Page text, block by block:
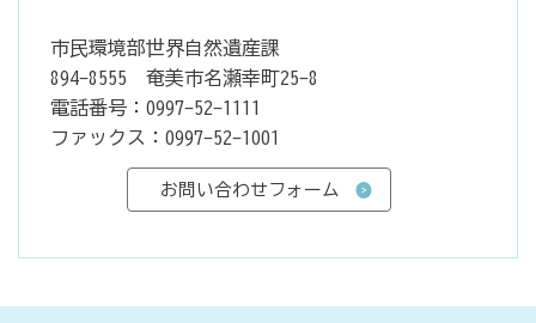
市民環境部世界自然遺産課
894-8555 奄美市名瀬幸町25-8
電話番号：0997-52-1111
ファックス：0997-52-1001